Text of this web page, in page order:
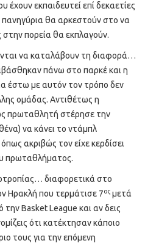
έχουν εκπαιδευτεί επί δεκαετίες
θα αρκεστούν στο να
στην πορεία θα εκπλαγούν.
να καταλάβουν τη διαφορά…
πάνω στο παρκέ και η
έστω με αυτόν τον τρόπο δεν
ομάδας. Αντιθέτως η
πρωταθλητή στέρησε την
να κάνει το ντάμπλ
ακριβώς τον είχε κερδίσει
πρωταθλήματος.
διαφορετικά στο
Ηρακλή που τερμάτισε 7ος μετά
Basket League και αν δεις
ότι κατέκτησαν κάποιο
τους για την επόμενη